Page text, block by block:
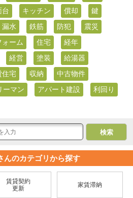
台 キッチン 償却
鍵
漏水 鉄筋 防犯
震災
ォーム 住宅
経年
経営 塗装
給湯器
住宅 収納
中古物件
ーマン アパート建設
利回り
んのカテゴリから探す
賃貸契約
更新
家賃滞納